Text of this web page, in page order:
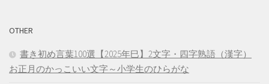
OTHER
書き初め言葉100選【2025年巳】2文字・四字熟語（漢字）
お正月のかっこいい文字～小学生のひらがな